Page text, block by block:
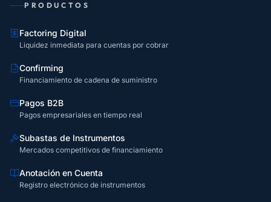
PRODUCTOS
Factoring Digital
Liquidez inmediata para cuentas por cobrar
Confirming
Financiamiento de cadena de suministro
Pagos B2B
Pagos empresariales en tiempo real
Subastas de Instrumentos
Mercados competitivos de financiamiento
Anotación en Cuenta
Registro electrónico de instrumentos